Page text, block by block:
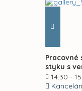
styku s
14:30 -